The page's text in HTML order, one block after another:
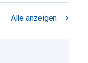
Alle anzeigen